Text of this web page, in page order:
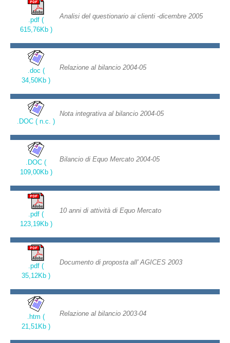
.pdf (
615,76Kb )
Analisi del questionario ai clienti -dicembre 2005
.doc (
34,50Kb )
Relazione al bilancio 2004-05
.DOC ( n.c. )
Nota integrativa al bilancio 2004-05
.DOC (
109,00Kb )
Bilancio di Equo Mercato 2004-05
.pdf (
123,19Kb )
10 anni di attività di Equo Mercato
.pdf (
35,12Kb )
Documento di proposta all' AGICES 2003
.htm (
21,51Kb )
Relazione al bilancio 2003-04